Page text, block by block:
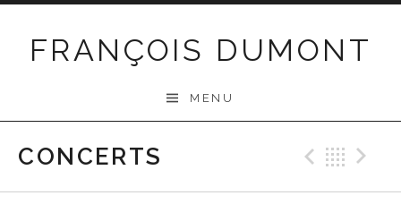
FRANÇOIS DUMONT
MENU
CONCERTS